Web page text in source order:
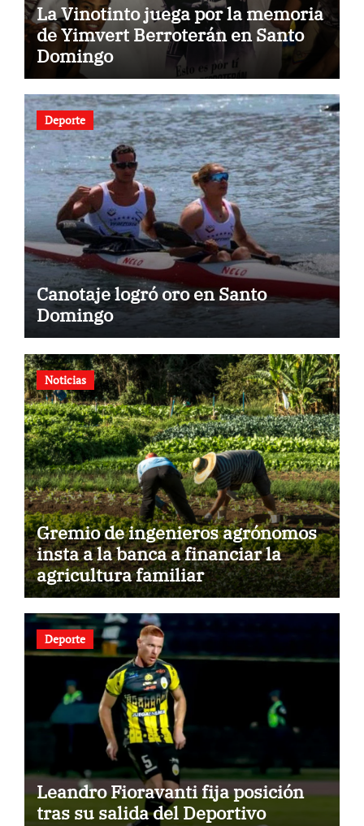
La Vinotinto juega por la memoria
de Yimvert Berroterán en Santo
Domingo
Deporte
Canotaje logró oro en Santo
Domingo
Noticias
Gremio de ingenieros agrónomos
insta a la banca a financiar la
agricultura familiar
Deporte
Leandro Fioravanti fija posición
tras su salida del Deportivo